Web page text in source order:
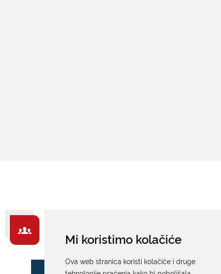
Mi koristimo kolačiće
Ova web stranica koristi kolačiće i druge
IZDVAJAMO